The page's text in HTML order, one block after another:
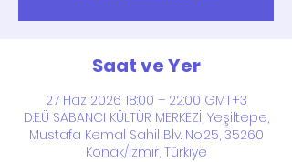
Saat ve Yer
27 Haz 2026 18:00 – 22:00 GMT+3
D.E.Ü SABANCI KÜLTÜR MERKEZİ, Yeşiltepe,
Mustafa Kemal Sahil Blv. No:25, 35260
Konak/İzmir, Türkiye